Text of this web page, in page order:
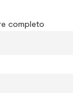
completo